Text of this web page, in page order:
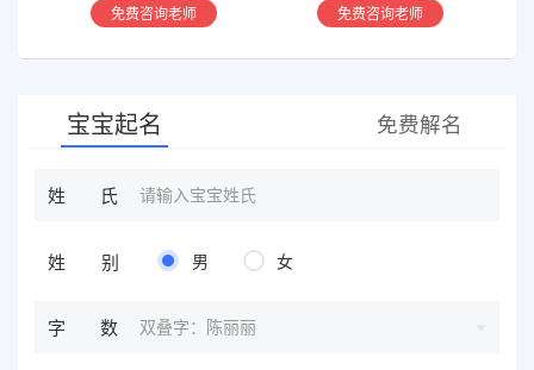
在预测指导擅长紫微星斗，
导方案，欢迎有缘人。
免费咨询老师
经，八宫连山易，盲派八字
免费咨询老师
宝宝起名 免费解名
姓氏
姓别 男 女
字数 双叠字：陈丽丽